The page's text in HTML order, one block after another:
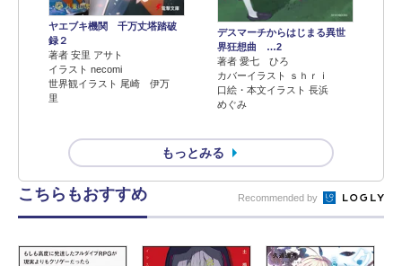
ヤエブキ機関 千万丈塔踏破
録２
著者 安里 アサト
イラスト necomi
世界観イラスト 尾崎 伊万
里
デスマーチからはじまる異世
界狂想曲 …2
著者 愛七 ひろ
カバーイラスト ｓｈｒｉ
口絵・本文イラスト 長浜
めぐみ
もっとみる
こちらもおすすめ Recommended by